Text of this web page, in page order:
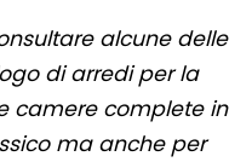
alcune delle
di arredi per la
camere complete in
ma anche per